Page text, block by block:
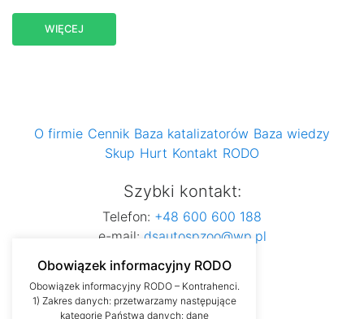
WIĘCEJ
O firmie Cennik Baza katalizatorów Baza wiedzy
Skup Hurt Kontakt RODO
Szybki kontakt:
Telefon: +48 600 600 188
e-mail: dsautospzoo@wp.pl
Obowiązek informacyjny RODO
Obowiązek informacyjny RODO – Kontrahenci.
1) Zakres danych: przetwarzamy następujące
kategorie Państwa danych: dane